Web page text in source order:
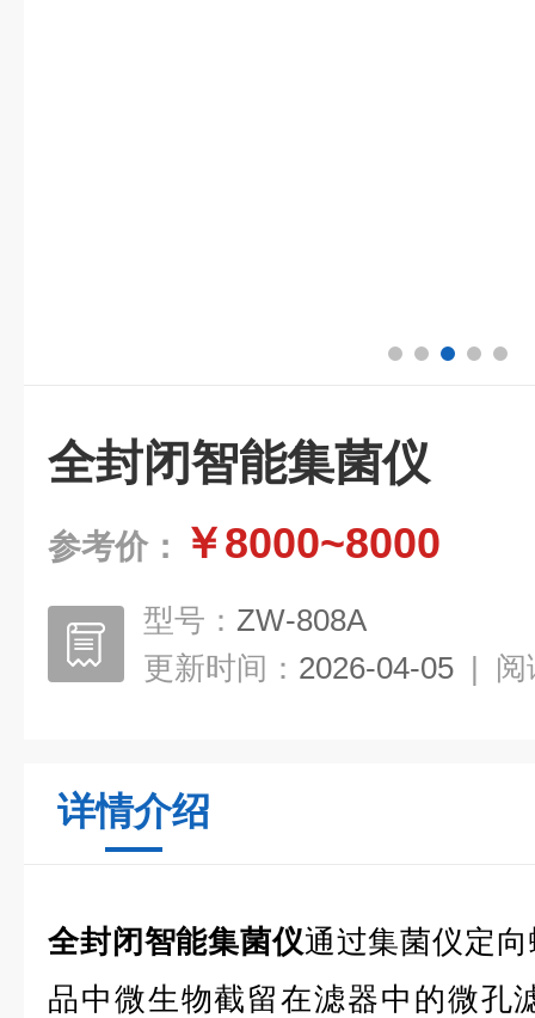
全封闭智能集菌仪
参考价： ￥8000~8000
型号： ZW-808A
更新时间： 2026-04-05 | 阅
详情介绍
全封闭智能集菌仪通过集菌仪定
品中微生物截留在滤器中的微孔